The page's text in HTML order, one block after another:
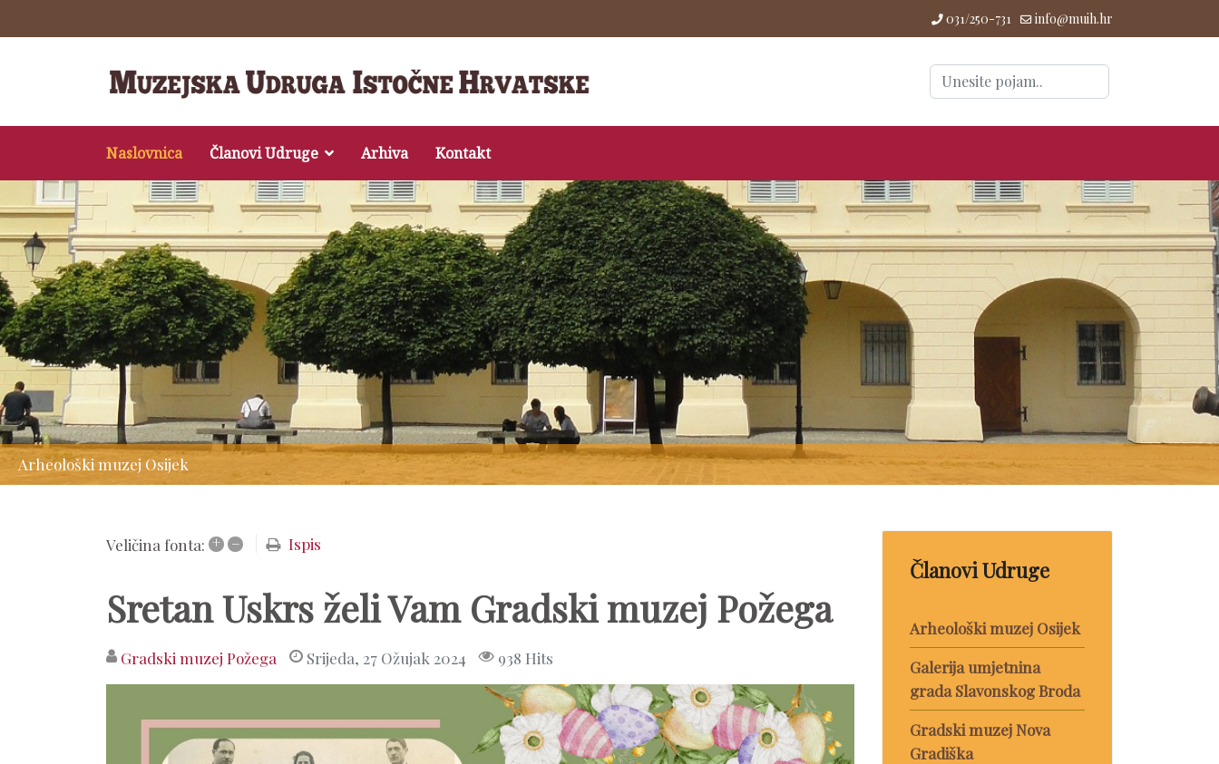
031/250-731 info@muih.hr
Traži
...
Naslovnica Članovi Udruge Arhiva Kontakt
Arheološki muzej Osijek
Veličina fonta: + – Ispis
Sretan Uskrs želi Vam Gradski muzej Požega
Gradski muzej Požega Srijeda, 27 Ožujak 2024 938 Hits
Članovi Udruge
Arheološki muzej Osijek
Galerija umjetnina
grada Slavonskog Broda
Gradski muzej Nova
Gradiška